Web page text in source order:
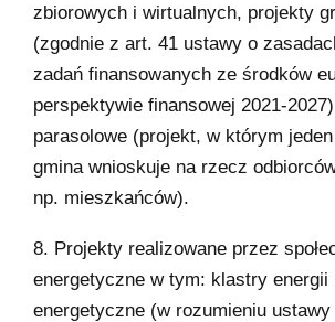
zbiorowych i wirtualnych, projekty
(zgodnie z art. 41 ustawy o
zadań finansowanych ze środków
perspektywie finansowej 2021-
parasolowe (projekt, w którym
gmina wnioskuje na rzecz
np. mieszkańców).
8. Projekty realizowane przez
energetyczne w tym: klastry energii
energetyczne (w rozumieniu ustawy